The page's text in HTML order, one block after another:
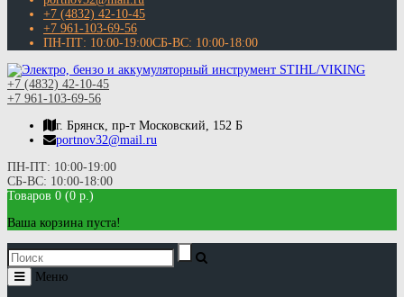
+7 (4832) 42-10-45
+7 961-103-69-56
ПН-ПТ: 10:00-19:00СБ-ВС: 10:00-18:00
+7 (4832) 42-10-45
+7 961-103-69-56
г. Брянск, пр-т Московский, 152 Б
portnov32@mail.ru
ПН-ПТ: 10:00-19:00
СБ-ВС: 10:00-18:00
Товаров 0 (0 р.)
Ваша корзина пуста!
Меню